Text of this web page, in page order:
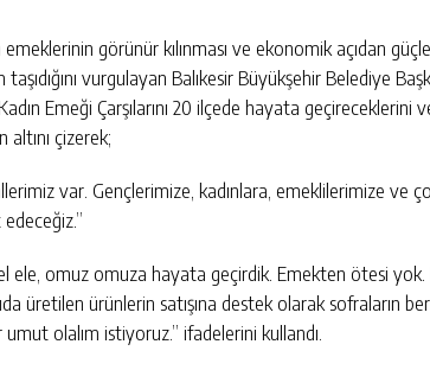
emeklerinin görünür kılınması ve ekonomik açıdan
taşıdığını vurgulayan Balıkesir Büyükşehir Belediye
Emeği Çarşılarını 20 ilçede hayata geçireceklerini ve
altını çizerek;
var. Gençlerimize, kadınlara, emeklilerimize ve
el ele, omuz omuza hayata geçirdik. Emekten ötesi yok.
üretilen ürünlerin satışına destek olarak sofraların
umut olalım istiyoruz.” ifadelerini kullandı.